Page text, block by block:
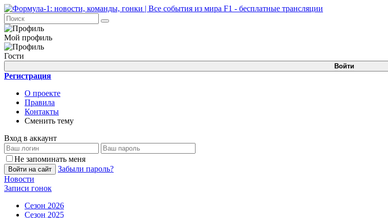
Мой профиль
Гости
Войти
Регистрация
О проекте
Правила
Контакты
Сменить тему
Вход в аккаунт
Не запоминать меня
Войти на сайт
Забыли пароль?
Новости
Записи гонок
Сезон 2026
Сезон 2025